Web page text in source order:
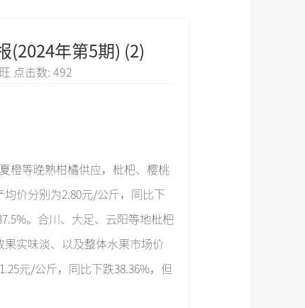
(2024年第5期) (2)
点击数: 492
橙等晚熟柑橘供应，枇杷、樱桃
价分别为2.80元/公斤，同比下
。合川、大足、云阳等地枇杷
实味淡、以及整体水果市场价
元/公斤，同比下跌38.36%，但